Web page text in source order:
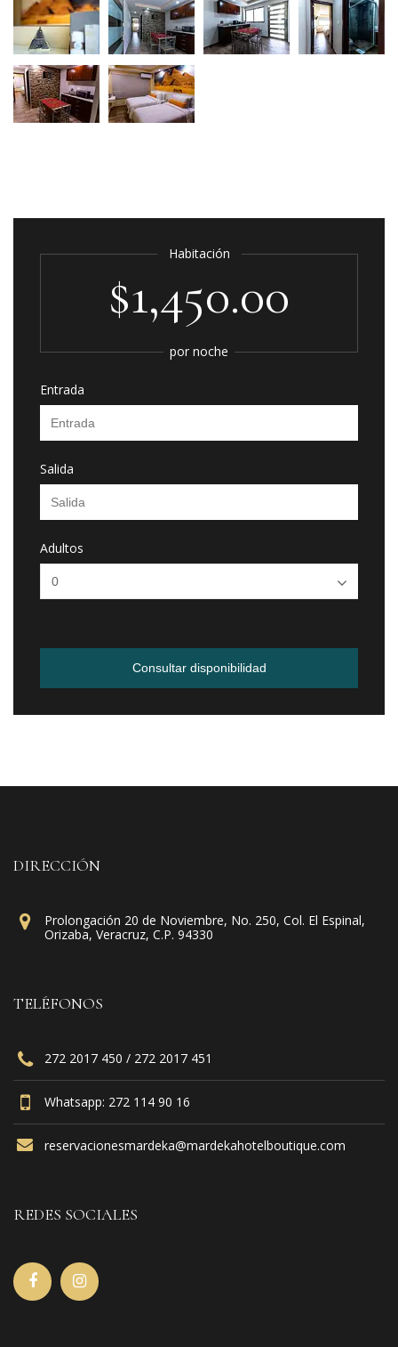
Habitación
$1,450.00
por noche
Entrada
Salida
Adultos
Consultar disponibilidad
DIRECCIÓN
Prolongación 20 de Noviembre, No. 250, Col. El Espinal,
Orizaba, Veracruz, C.P. 94330
TELÉFONOS
272 2017 450 / 272 2017 451
Whatsapp: 272 114 90 16
reservacionesmardeka@mardekahotelboutique.com
REDES SOCIALES